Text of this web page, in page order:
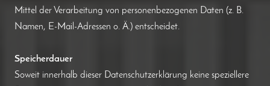
Mittel der Verarbeitung von personenbezogenen Daten (z. B.
Namen, E-Mail-Adressen o. Ä.) entscheidet.
Speicherdauer
Soweit innerhalb dieser Datenschutzerklärung keine speziellere